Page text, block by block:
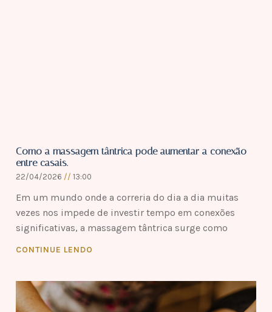
Como a massagem tântrica pode aumentar a conexão
entre casais.
22/04/2026 13:00
Em um mundo onde a correria do dia a dia muitas
vezes nos impede de investir tempo em conexões
significativas, a massagem tântrica surge como
CONTINUE LENDO